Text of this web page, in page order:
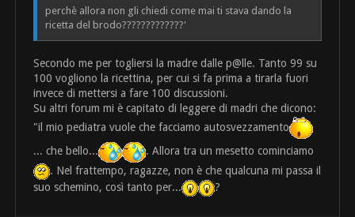
perchè allora non gli chiedi come mai ti stava dando la
ricetta del brodo?????????????'
Secondo me per togliersi la madre dalle p@lle. Tanto 99 su
100 vogliono la ricettina, per cui si fa prima a tirarla fuori
invece di mettersi a fare 100 discussioni.
Su altri forum mi è capitato di leggere di madri che dicono:
"il mio pediatra vuole che facciamo autosvezzamento
... che bello...
. Allora tra un mesetto cominciamo
. Nel frattempo, ragazze, non è che qualcuna mi passa il
suo schemino, così tanto per...
?